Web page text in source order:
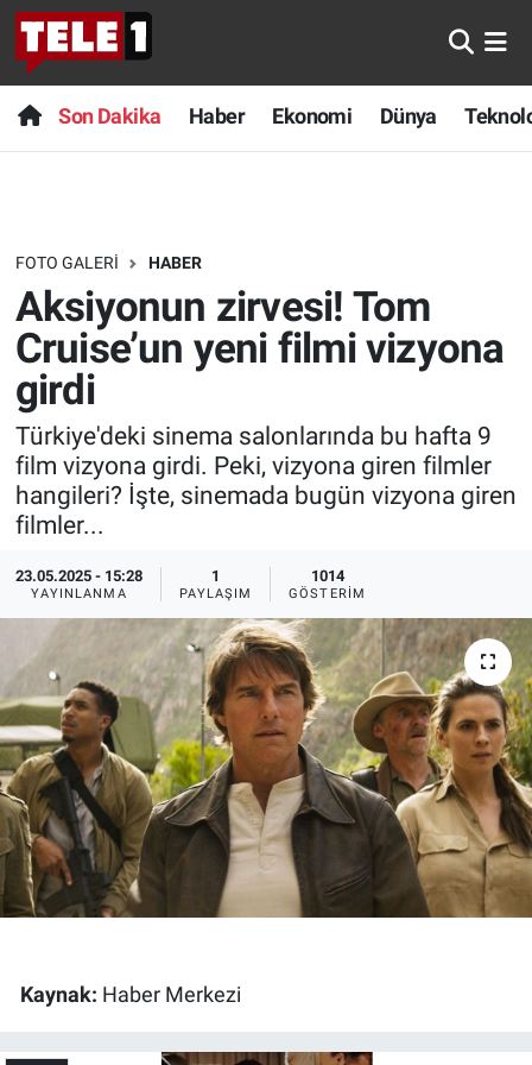
Son Dakika Haber Ekonomi Dünya
FOTO GALERI HABER
Aksiyonun zirvesi! Tom
Cruise’un yeni filmi vizyona
girdi
Türkiye'deki sinema salonlarında bu hafta 9
film vizyona girdi. Peki, vizyona giren filmler
hangileri? İşte, sinemada bugün vizyona giren
filmler...
23.05.2025 - 15:28
YAYINLANMA
1
PAYLAŞIM
1014
GÖSTERIM
Kaynak: Haber Merkezi
Anında Manşet
Başka Sohbetler
Bilim turu
Bilim ve Teknoloji Evreni
Doğa Konuşuyor
Dünya
Ege Saati
Ege'den Esintiler
Eğlence
Ekonomi
Forum
Gerçeğin İzinde
Gün Bitiyor
Gün Ortası
Son Dakika
Haber
Dünya
Teknoloji
Sağlık
Spor
Yayın Akışı
İletişim
Nöbetçi Eczaneler
Hava Durumu
Trafik Durumu
Süper Lig Puan Durumu ve Fikstür
Tüm Manşetler
Son Dakika Haberleri
Haber Arşivi